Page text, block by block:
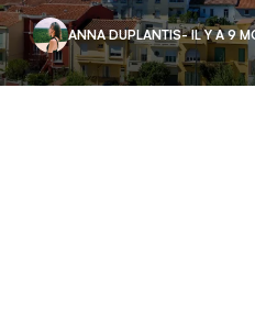
ANNA DUPLANTIS- IL Y A 9